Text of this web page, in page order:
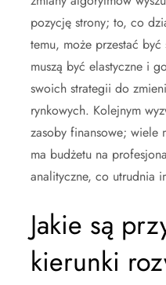
pozycję strony; to, co
temu, może przestać
muszą być elastyczne i
swoich strategii do
rynkowych. Kolejnym
zasoby finansowe; wiele
ma budżetu na
analityczne, co utrudnia
Jakie są
kierunki